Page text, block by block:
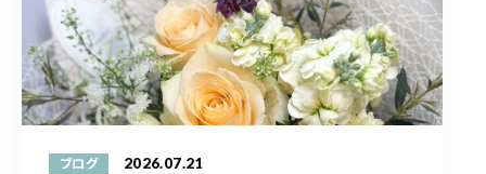
ブログ 2026.07.21